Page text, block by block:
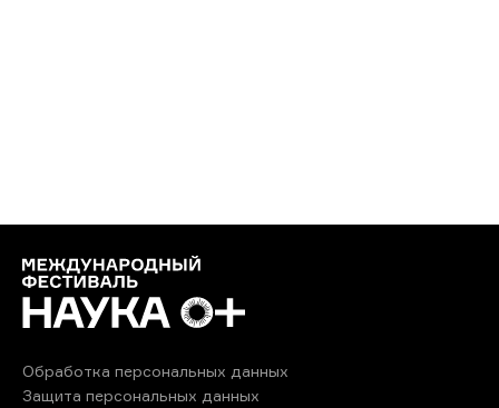
Обработка персональных данных
Защита персональных данных